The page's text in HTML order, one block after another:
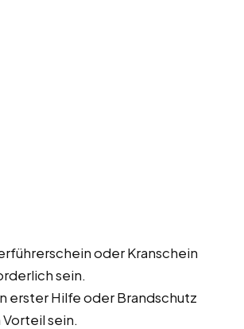
oder Kranschein
sein.
erster Hilfe oder Brandschutz
sein.